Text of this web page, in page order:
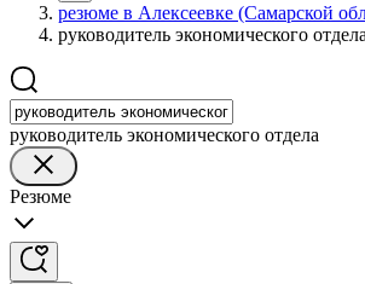
резюме в Алексеевке (Самарской
руководитель экономического отдела
руководитель экономического отдела
Резюме